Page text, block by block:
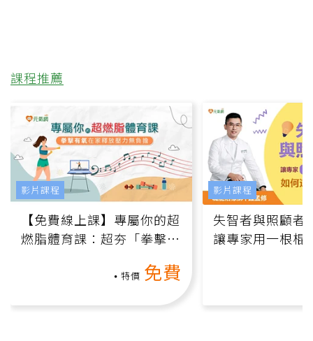
課程推薦
【免費線上課】專屬你的超
燃脂體育課：超夯「拳擊有
特價 免費
影片課程
失智者與照顧者
讓專家用一根棍
影片課程